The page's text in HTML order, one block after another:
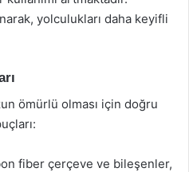
yolculukları daha keyifli
ömürlü olması için doğru
fiber çerçeve ve bileşenler,